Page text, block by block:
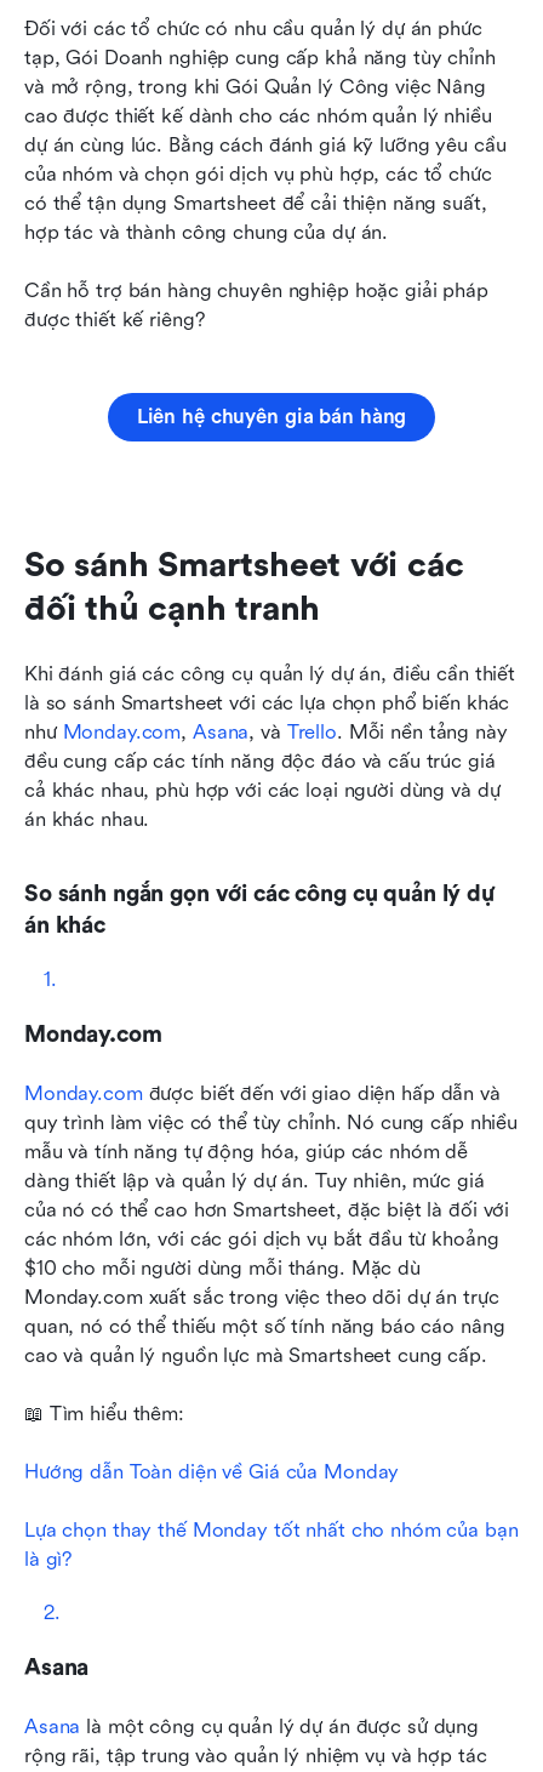
Đối với các tổ chức có nhu cầu quản lý dự án phức
tạp, Gói Doanh nghiệp cung cấp khả năng tùy chỉnh
và mở rộng, trong khi Gói Quản lý Công việc Nâng
cao được thiết kế dành cho các nhóm quản lý nhiều
dự án cùng lúc. Bằng cách đánh giá kỹ lưỡng yêu cầu
của nhóm và chọn gói dịch vụ phù hợp, các tổ chức
có thể tận dụng Smartsheet để cải thiện năng suất,
hợp tác và thành công chung của dự án.
Cần hỗ trợ bán hàng chuyên nghiệp hoặc giải pháp
được thiết kế riêng?
Liên hệ chuyên gia bán hàng
So sánh Smartsheet với các
đối thủ cạnh tranh
Khi đánh giá các công cụ quản lý dự án, điều cần thiết
là so sánh Smartsheet với các lựa chọn phổ biến khác
như Monday.com, Asana, và Trello. Mỗi nền tảng này
đều cung cấp các tính năng độc đáo và cấu trúc giá
cả khác nhau, phù hợp với các loại người dùng và dự
án khác nhau.
So sánh ngắn gọn với các công cụ quản lý dự
án khác
Monday.com
Monday.com được biết đến với giao diện hấp dẫn và
quy trình làm việc có thể tùy chỉnh. Nó cung cấp nhiều
mẫu và tính năng tự động hóa, giúp các nhóm dễ
dàng thiết lập và quản lý dự án. Tuy nhiên, mức giá
của nó có thể cao hơn Smartsheet, đặc biệt là đối với
các nhóm lớn, với các gói dịch vụ bắt đầu từ khoảng
$10 cho mỗi người dùng mỗi tháng. Mặc dù
Monday.com xuất sắc trong việc theo dõi dự án trực
quan, nó có thể thiếu một số tính năng báo cáo nâng
cao và quản lý nguồn lực mà Smartsheet cung cấp.
📖 Tìm hiểu thêm:
Hướng dẫn Toàn diện về Giá của Monday
Lựa chọn thay thế Monday tốt nhất cho nhóm của bạn
là gì?
Asana
Asana là một công cụ quản lý dự án được sử dụng
rộng rãi, tập trung vào quản lý nhiệm vụ và hợp tác